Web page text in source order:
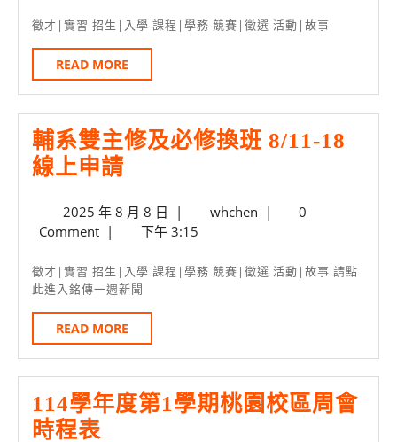
說
英
語
傳
Buffet
你
喔！
月
徵才|實習 招生|入學 課程|學務 競賽|徵選 活動|故事
READ MORE
MORE
輔系雙主修及必修換班 8/11-18
線上申請
雙
修
及
必
修
換
班
2025 年 8 月 8 日 2025
年
月
| whchenwhchen
|
0
Comment | 下午 3:15
徵才|實習 招生|入學 課程|學務 競賽|徵選 活動|故事 請點
此進入銘傳一週新聞
READ MORE
MORE
114學年度第1學期桃園校區周會
時程表